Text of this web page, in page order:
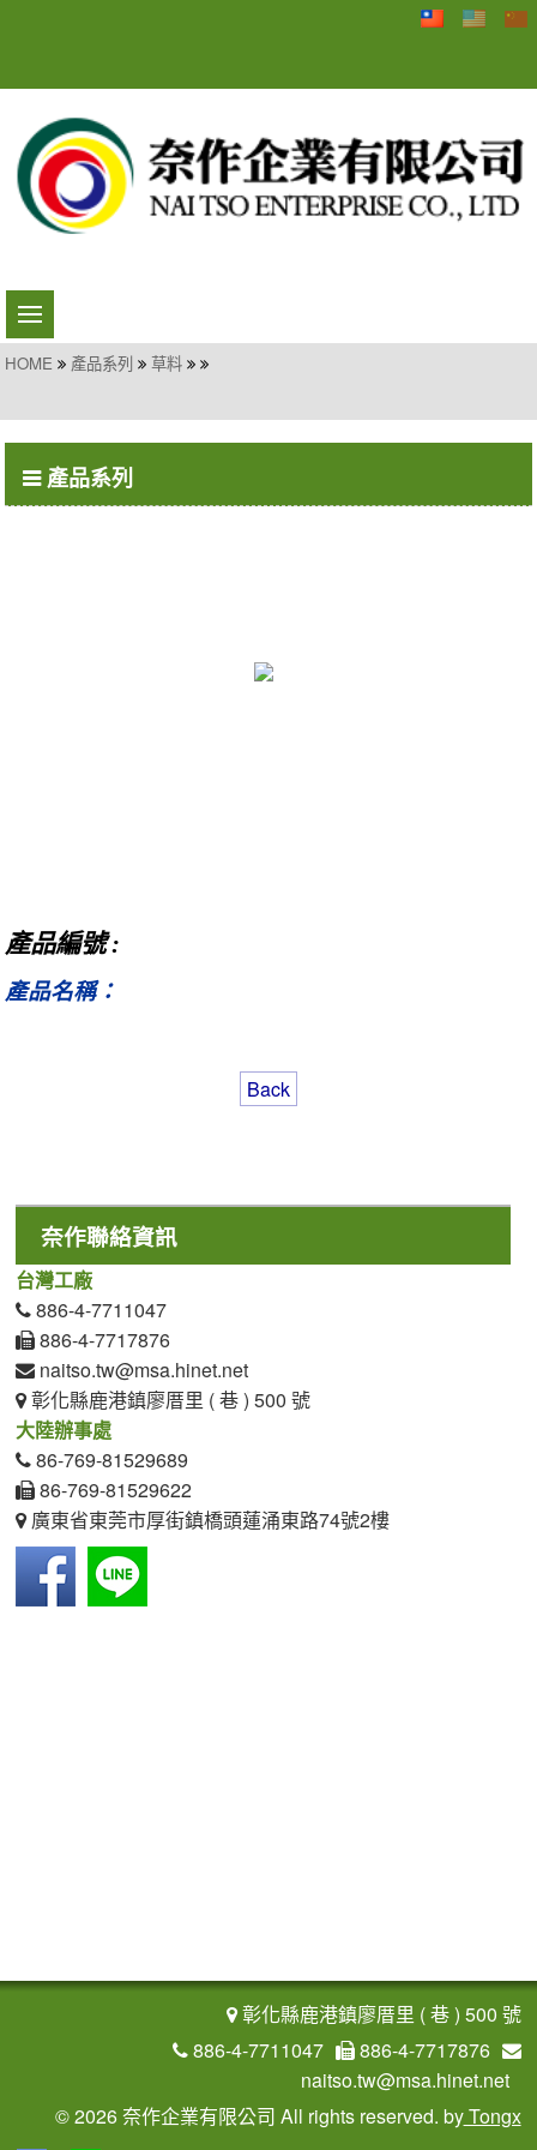
HOME 產品系列 草料
產品系列
產品編號 :
產品名稱：
Back
奈作聯絡資訊
台灣工廠
886-4-7711047
886-4-7717876
naitso.tw@msa.hinet.net
彰化縣鹿港鎮廖厝里 ( 巷 ) 500 號
大陸辦事處
86-769-81529689
86-769-81529622
廣東省東莞市厚街鎮橋頭蓮涌東路74號2樓
彰化縣鹿港鎮廖厝里 ( 巷 ) 500 號
886-4-7711047
886-4-7717876
naitso.tw@msa.hinet.net
©2026 奈作企業有限公司 All rights reserved. byTongx